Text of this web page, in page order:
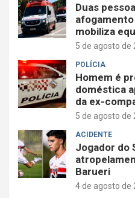
Duas
mobiliza
5 de agosto de
POLÍCIA
Homem é
doméstica
da ex-
5 de agosto de
ACIDENTE
Jogador do
Barueri
4 de agosto de